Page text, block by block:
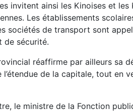
invitent ainsi les Kinoises et
Les établissements
sociétés de transport sont
de sécurité.
réaffirme par ailleurs sa
l’étendue de la capitale, tout en
le ministre de la Fonction